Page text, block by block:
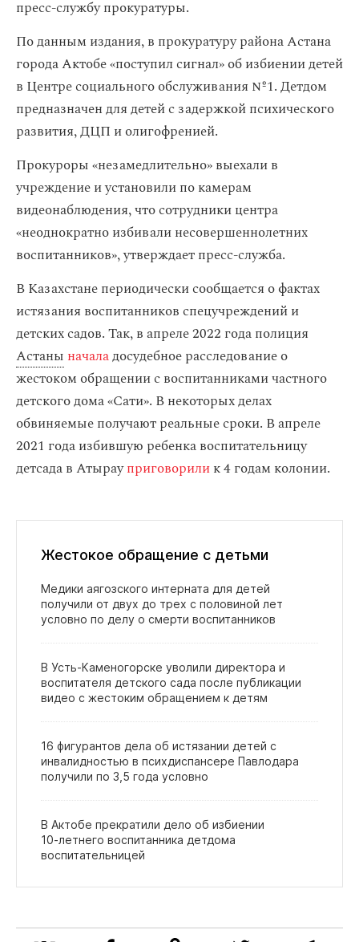
пресс-службу прокуратуры.
По данным издания, в прокуратуру района Астана
города Актобе «поступил сигнал» об избиении детей
в Центре социального обслуживания №1. Детдом
предназначен для детей с задержкой психического
развития, ДЦП и олигофренией.
Прокуроры «незамедлительно» выехали в
учреждение и установили по камерам
видеонаблюдения, что сотрудники центра
«неоднократно избивали несовершеннолетних
воспитанников», утверждает пресс-служба.
В Казахстане периодически сообщается о фактах
истязания воспитанников спецучреждений и
детских садов. Так, в апреле 2022 года полиция
Астаны началадосудебное расследование о
жестоком обращении с воспитанниками частного
детского дома «Сати». В некоторых делах
обвиняемые получают реальные сроки. В апреле
2021 года избившую ребенка воспитательницу
детсада в Атырауприговорилик 4 годам колонии.
Жестокое обращение с детьми
Медики аягозского интерната для детей
получили от двух до трех с половиной лет
условно по делу о смерти воспитанников
В Усть‑Каменогорске уволили директора и
воспитателя детского сада после публикации
видео с жестоким обращением к детям
16 фигурантов дела об истязании детей с
инвалидностью в психдиспансере Павлодара
получили по 3,5 года условно
В Актобе прекратили дело об избиении
10‑летнего воспитанника детдома
воспитательницей